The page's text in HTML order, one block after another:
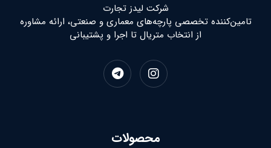
شرکت لیدز تجارت
تامین‌کننده تخصصی پارچه‌های معماری و صنعتی، ارائه مشاوره
از انتخاب متریال تا اجرا و پشتیبانی
محصولات